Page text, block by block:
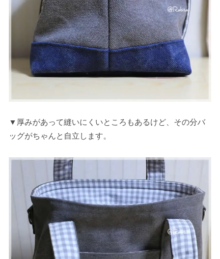
▼厚みがあって縫いにくいところもあるけど、その分バ
ッグがちゃんと自立します。